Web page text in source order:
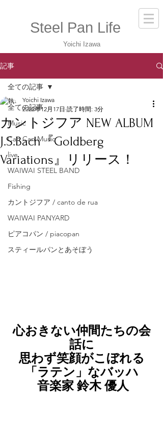
Steel Pan Life
Yoichi Izawa
記事
全ての記事
Music
Can Can Music
live
WAIWAI STEEL BAND
Fishing
カントジフア / canto de rua
WAIWAI PANYARD
ピアコパン / piacopan
スティールパンとあそぼう
全ての記事
カントジフア NEW ALBUM
J.S.Bach『Goldberg
Variations』リリース！
Yoichi Izawa
2022年12月17日 読了時間: 3分
心おきない仲間たちの会
話に
思わず笑顔がこぼれる
「ラテン」なバッハ
音楽家 鈴木 優人